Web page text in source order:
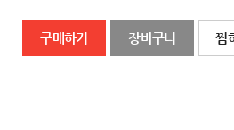
구매하기 장바구니 찜